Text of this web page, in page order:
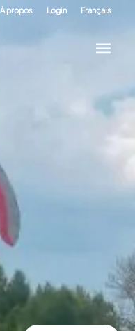
À propos Login Français